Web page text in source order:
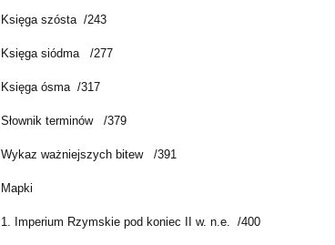
Księga szósta /243
Księga siódma /277
Księga ósma /317
Słownik terminów /379
Wykaz ważniejszych bitew /391
Mapki
1. Imperium Rzymskie pod koniec II w. n.e. /400